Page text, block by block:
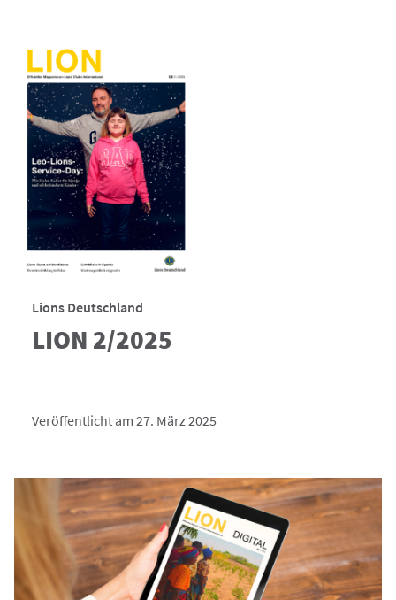
Lions Deutschland
LION 2/2025
Veröffentlicht am 27. März 2025